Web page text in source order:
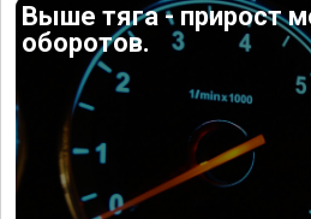
Выше тяга - прирост
оборотов.